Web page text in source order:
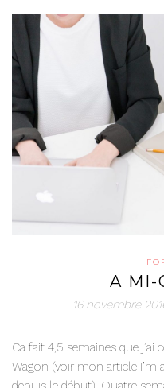
A MI-
16 novembre
Ca fait 4,5 semaines que
Wagon (voir mon article I’m